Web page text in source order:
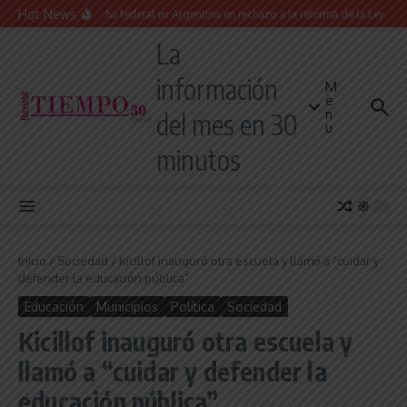
Saltar al contenido
Hot News
Masiva marcha federal en Argentina en rechazo a la reforma de la Ley de
La
información
del mes en 30
minutos
M
e
n
u
Inicio / Sociedad / Kicillof inauguró otra escuela y llamó a “cuidar y
defender la educación pública”
Educación Municipios Política Sociedad
Kicillof inauguró otra escuela y
llamó a “cuidar y defender la